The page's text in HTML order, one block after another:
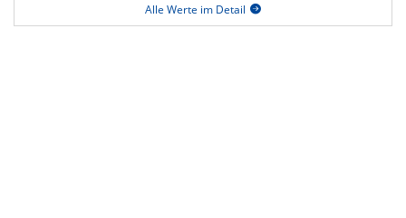
Alle Werte im Detail